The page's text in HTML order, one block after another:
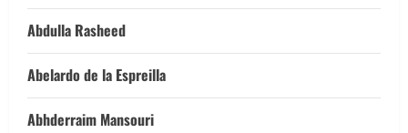
Abdulla Rasheed
Abelardo de la Espreilla
Abhderraim Mansouri